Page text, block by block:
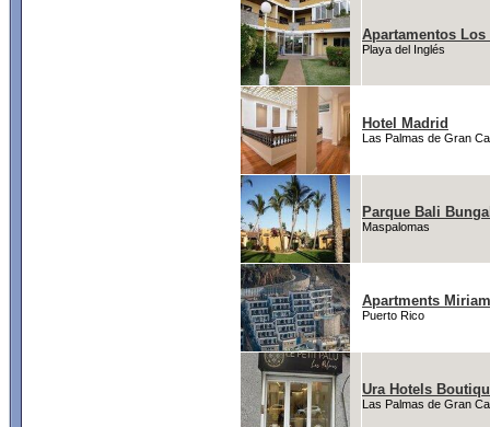
Apartamentos
Playa del Inglés
Hotel Madrid
Las Palmas de Gran
Parque Bali
Maspalomas
Apartments Miriam
Puerto Rico
Ura Hotels
Las Palmas de Gran